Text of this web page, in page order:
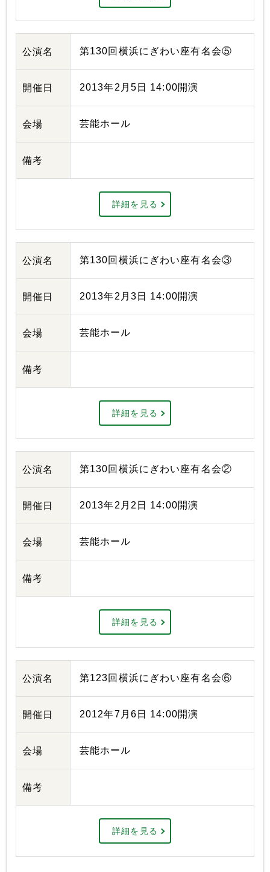
公演名 第130回横浜にぎわい座有名会⑤
開催日 2013年2月5日 14:00開演
会場 芸能ホール
備考
詳細を見る
公演名 第130回横浜にぎわい座有名会③
開催日 2013年2月3日 14:00開演
会場 芸能ホール
備考
詳細を見る
公演名 第130回横浜にぎわい座有名会②
開催日 2013年2月2日 14:00開演
会場 芸能ホール
備考
詳細を見る
公演名 第123回横浜にぎわい座有名会⑥
開催日 2012年7月6日 14:00開演
会場 芸能ホール
備考
詳細を見る